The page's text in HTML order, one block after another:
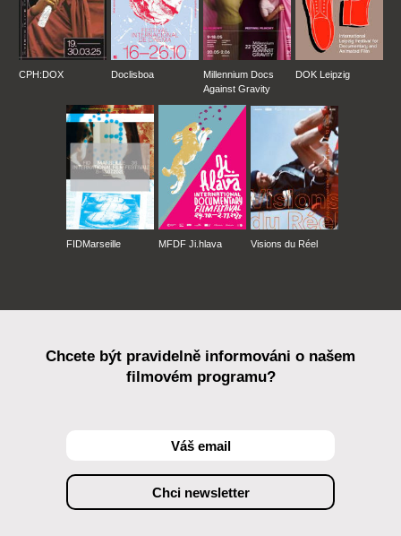
CPH:DOX Doclisboa
Millennium Docs
Against Gravity
DOK Leipzig
FIDMarseille MFDF Ji.hlava Visions du Réel
Chcete být pravidelně informováni o našem
filmovém programu?